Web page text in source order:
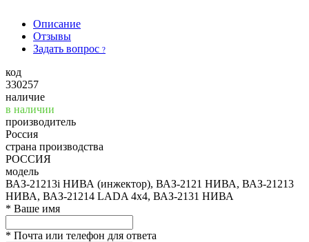
Описание
Отзывы
Задать вопрос ?
код
330257
наличие
в наличии
производитель
Россия
страна производства
РОССИЯ
модель
ВАЗ-21213i НИВА (инжектор), ВАЗ-2121 НИВА, ВАЗ-21213
НИВА, ВАЗ-21214 LADA 4х4, ВАЗ-2131 НИВА
* Ваше имя
* Почта или телефон для ответа